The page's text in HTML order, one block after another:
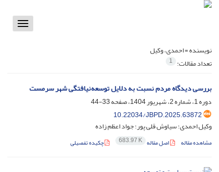
Toggle
نویسنده =احمدی، وکیل
تعداد مقالات: 1
بررسی دیدگاه مردم نسبت به دلایل توسعه‌نیافتگی شهر سرمست
دوره 1، شماره 2، شهریور 1404، صفحه
33-44
10.22034/JBPD.2025.63872
وکیل احمدی؛ سیاوش قلی پور؛ جواد اعظم زاده
مشاهده مقاله اصل مقاله 683.97 K چکیده تفصیلی